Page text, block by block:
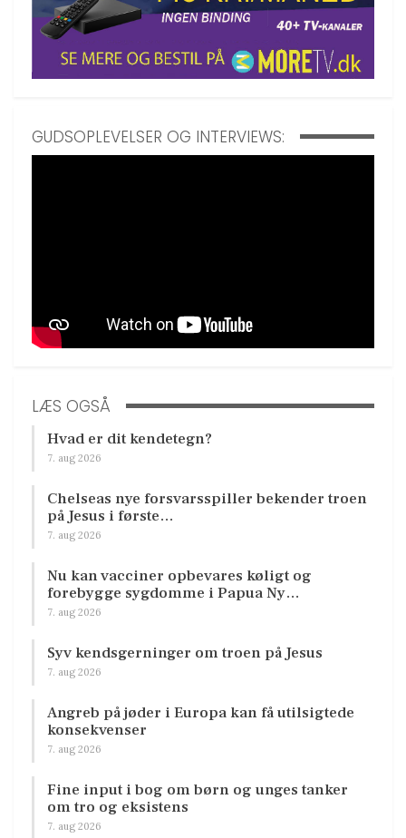
GUDSOPLEVELSER OG INTERVIEWS:
LÆS OGSÅ
Hvad er dit kendetegn?
7. aug 2026
Chelseas nye forsvarsspiller bekender troen
på Jesus i første…
7. aug 2026
Nu kan vacciner opbevares køligt og
forebygge sygdomme i Papua Ny…
7. aug 2026
Syv kendsgerninger om troen på Jesus
7. aug 2026
Angreb på jøder i Europa kan få utilsigtede
konsekvenser
7. aug 2026
Fine input i bog om børn og unges tanker
om tro og eksistens
7. aug 2026